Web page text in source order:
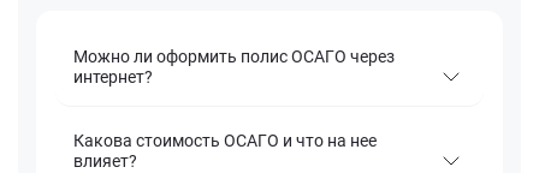
Можно ли оформить полис ОСАГО через
интернет?
Какова стоимость ОСАГО и что на нее
влияет?